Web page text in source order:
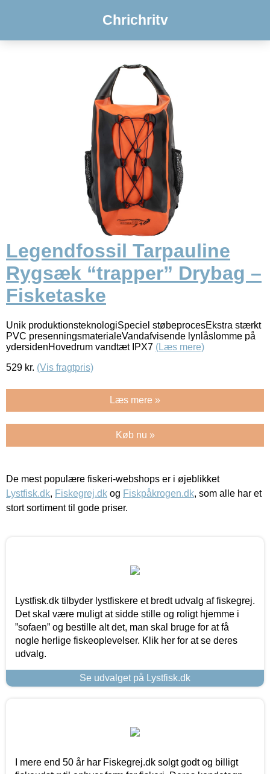
Chrichritv
Legendfossil Tarpauline
Rygsæk “trapper” Drybag –
Fisketaske
Unik produktionsteknologiSpeciel støbeprocesEkstra stærkt
PVC presenningsmaterialeVandafvisende lynlåslomme på
ydersidenHovedrum vandtæt IPX7 (Læs mere)
529 kr. (Vis fragtpris)
Læs mere »
Køb nu »
De mest populære fiskeri-webshops er i øjeblikket
Lystfisk.dk, Fiskegrej.dk og Fiskpåkrogen.dk, som alle har et
stort sortiment til gode priser.
Lystfisk.dk tilbyder lystfiskere et bredt udvalg af fiskegrej.
Det skal være muligt at sidde stille og roligt hjemme i
”sofaen” og bestille alt det, man skal bruge for at få
nogle herlige fiskeoplevelser. Klik her for at se deres
udvalg.
Se udvalget på Lystfisk.dk
I mere end 50 år har Fiskegrej.dk solgt godt og billigt